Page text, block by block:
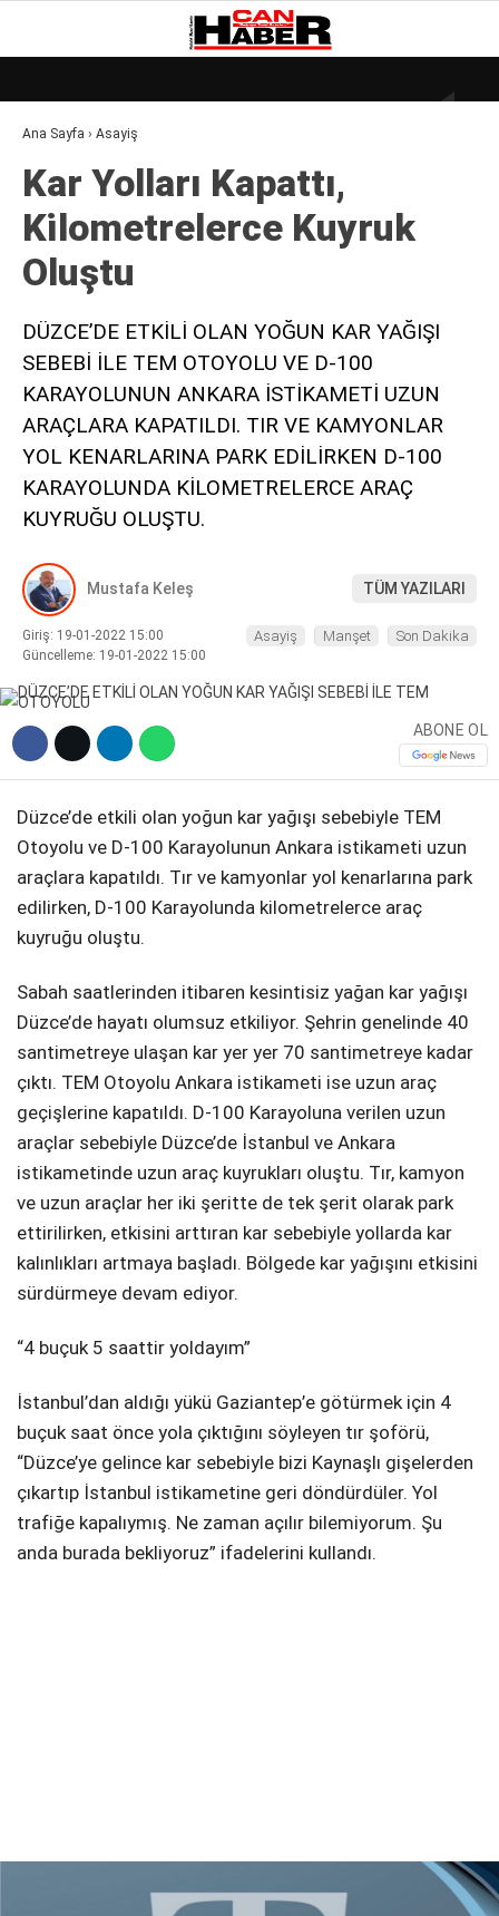
Instagram
18.4°
GALERİ
DÜNYA
EKONOMI
GÜNDEM
KÜLÜR – SANAT
MAGAZIN
SAĞLIK
POLITIKA
ASAYIŞ
Ana Sayfa › Asayiş
Kar Yolları Kapattı,
Ki̇lometrelerce Kuyruk
Oluştu
DÜZCE’DE ETKİLİ OLAN YOĞUN KAR YAĞIŞI
SEBEBİ İLE TEM OTOYOLU VE D-100
KARAYOLUNUN ANKARA İSTİKAMETİ UZUN
ARAÇLARA KAPATILDI. TIR VE KAMYONLAR
YOL KENARLARINA PARK EDİLİRKEN D-100
KARAYOLUNDA KİLOMETRELERCE ARAÇ
KUYRUĞU OLUŞTU.
Mustafa Keleş TÜM YAZILARI
Giriş: 19-01-2022 15:00
Güncelleme: 19-01-2022 15:00
Asayiş Manşet Son Dakika
ABONE OL
Düzce’de etkili olan yoğun kar yağışı sebebiyle TEM
Otoyolu ve D-100 Karayolunun Ankara istikameti uzun
araçlara kapatıldı. Tır ve kamyonlar yol kenarlarına park
edilirken, D-100 Karayolunda kilometrelerce araç
kuyruğu oluştu.
Sabah saatlerinden itibaren kesintisiz yağan kar yağışı
Düzce’de hayatı olumsuz etkiliyor. Şehrin genelinde 40
santimetreye ulaşan kar yer yer 70 santimetreye kadar
çıktı. TEM Otoyolu Ankara istikameti ise uzun araç
geçişlerine kapatıldı. D-100 Karayoluna verilen uzun
araçlar sebebiyle Düzce’de İstanbul ve Ankara
istikametinde uzun araç kuyrukları oluştu. Tır, kamyon
ve uzun araçlar her iki şeritte de tek şerit olarak park
ettirilirken, etkisini arttıran kar sebebiyle yollarda kar
kalınlıkları artmaya başladı. Bölgede kar yağışını etkisini
sürdürmeye devam ediyor.
“4 buçuk 5 saattir yoldayım”
İstanbul’dan aldığı yükü Gaziantep’e götürmek için 4
buçuk saat önce yola çıktığını söyleyen tır şoförü,
“Düzce’ye gelince kar sebebiyle bizi Kaynaşlı gişelerden
çıkartıp İstanbul istikametine geri döndürdüler. Yol
trafiğe kapalıymış. Ne zaman açılır bilemiyorum. Şu
anda burada bekliyoruz” ifadelerini kullandı.